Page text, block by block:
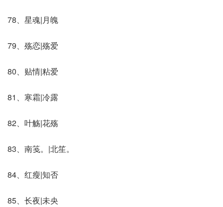
78、星魂|月魄
79、殇恋|殇爱
80、贴情|粘爱
81、寒霜|冷露
82、叶觞|花殇
83、南笺。|北笙。
84、红瘦|知否
85、长夜|未央